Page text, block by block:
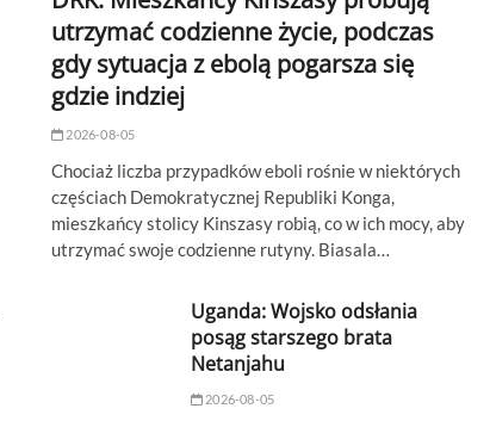
utrzymać codzienne życie, podczas
gdy sytuacja z ebolą pogarsza się
gdzie indziej
2026-08-05
Chociaż liczba przypadków eboli rośnie w niektórych
częściach Demokratycznej Republiki Konga,
mieszkańcy stolicy Kinszasy robią, co w ich mocy, aby
utrzymać swoje codzienne rutyny. Biasala…
Uganda: Wojsko odsłania
posąg starszego brata
Netanjahu
2026-08-05